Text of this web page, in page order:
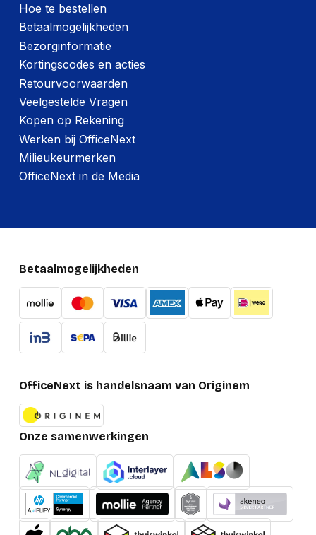
Hoe te bestellen
Betaalmogelijkheden
Bezorginformatie
Kortingscodes en acties
Retourvoorwaarden
Veelgestelde Vragen
Kopen op Rekening
Werken bij OfficeNext
Milieukeurmerken
OfficeNext in de Media
Betaalmogelijkheden
OfficeNext is handelsnaam van Originem
Onze samenwerkingen